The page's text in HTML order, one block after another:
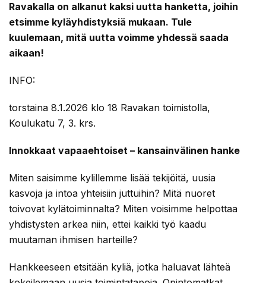
Ravakalla on alkanut kaksi uutta hanketta, joihin
etsimme kyläyhdistyksiä mukaan. Tule
kuulemaan, mitä uutta voimme yhdessä saada
aikaan!
INFO:
torstaina 8.1.2026 klo 18 Ravakan toimistolla,
Koulukatu 7, 3. krs.
Innokkaat vapaaehtoiset – kansainvälinen hanke
Miten saisimme kylillemme lisää tekijöitä, uusia
kasvoja ja intoa yhteisiin juttuihin? Mitä nuoret
toivovat kylätoiminnalta? Miten voisimme helpottaa
yhdistysten arkea niin, ettei kaikki työ kaadu
muutaman ihmisen harteille?
Hankkeeseen etsitään kyliä, jotka haluavat lähteä